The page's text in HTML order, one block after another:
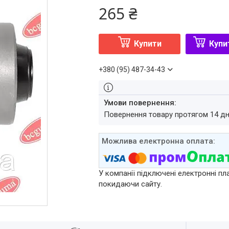
265 ₴
Купити
+380 (95) 487-34-43
повернення товару протягом 14
У компанії підключені електронні
покидаючи сайту.